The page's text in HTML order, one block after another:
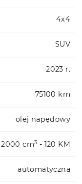
4x4
SUV
2023 r.
75100 km
olej napędowy
2000 cm3 - 120 KM
automatyczna